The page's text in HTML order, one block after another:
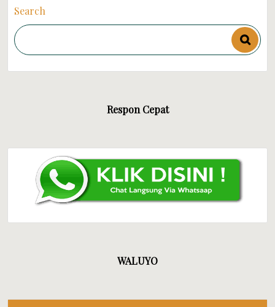
Search
Respon Cepat
WALUYO